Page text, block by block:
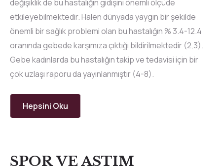
değişiklik de bu hastalığın gidişini önemli ölçüde
etkileyebilmektedir. Halen dünyada yaygın bir şekilde
önemli bir sağlık problemi olan bu hastalığın % 3.4-12.4
oranında gebede karşımıza çıktığı bildirilmektedir (2,3).
Gebe kadınlarda bu hastalığın takip ve tedavisi için bir
çok uzlaşı raporu da yayınlanmıştır (4-8).
Hepsini Oku
SPOR VE ASTIM